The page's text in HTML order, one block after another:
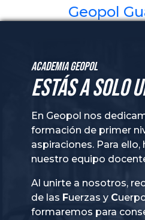
Geopol
opositores
Academia GeoPol
Estás a solo
En Geopol nos
formación de primer
aspiraciones. Para
nuestro equipo
Al unirte a nosotros,
de las
Fuerzas y
formaremos para